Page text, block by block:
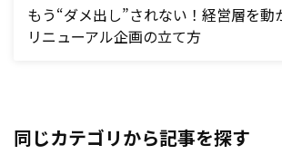
もう“ダメ出し”されない！経営層を動
リニューアル企画の立て方
同じカテゴリから記事を探す